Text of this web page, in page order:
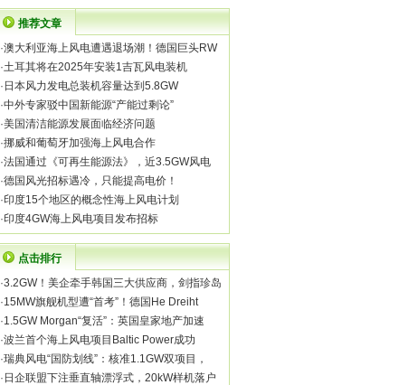
推荐文章
·澳大利亚海上风电遭遇退场潮！德国巨头RW
·土耳其将在2025年安装1吉瓦风电装机
· 日本风力发电总装机容量达到5.8GW
·中外专家驳中国新能源“产能过剩论”
·美国清洁能源发展面临经济问题
·挪威和葡萄牙加强海上风电合作
·法国通过《可再生能源法》，近3.5GW风电
·德国风光招标遇冷，只能提高电价！
·印度15个地区的概念性海上风电计划
·印度4GW海上风电项目发布招标
点击排行
·3.2GW！美企牵手韩国三大供应商，剑指珍岛
·15MW旗舰机型遭“首考”！德国He Dreiht
·1.5GW Morgan“复活”：英国皇家地产加速
·波兰首个海上风电项目Baltic Power成功
·瑞典风电“国防划线”：核准1.1GW双项目，
· 日企联盟下注垂直轴漂浮式，20kW样机落户